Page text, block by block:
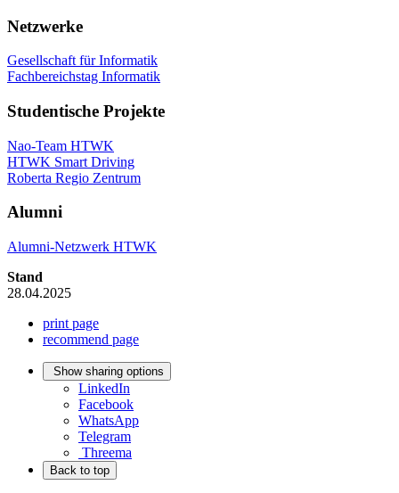
Netzwerke
Gesellschaft für Informatik
Fachbereichstag Informatik
Studentische Projekte
Nao-Team HTWK
HTWK Smart Driving
Roberta Regio Zentrum
Alumni
Alumni-Netzwerk HTWK
Stand
28.04.2025
print page
recommend page
Show sharing options
LinkedIn
Facebook
WhatsApp
Telegram
Threema
Back to top